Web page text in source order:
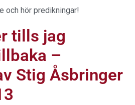
och hör predikningar!
tills jag
–
Stig Åsbringer